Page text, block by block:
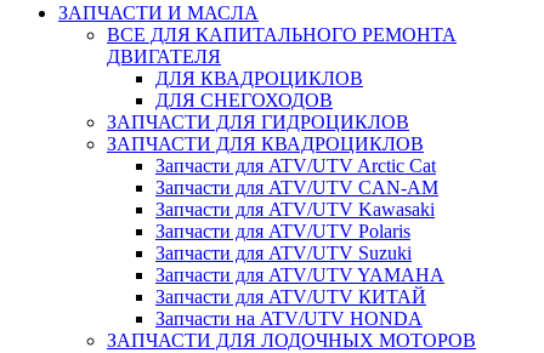
ЗАПЧАСТИ И МАСЛА
ВСЕ ДЛЯ КАПИТАЛЬНОГО РЕМОНТА
ДВИГАТЕЛЯ
ДЛЯ КВАДРОЦИКЛОВ
ДЛЯ СНЕГОХОДОВ
ЗАПЧАСТИ ДЛЯ ГИДРОЦИКЛОВ
ЗАПЧАСТИ ДЛЯ КВАДРОЦИКЛОВ
Запчасти для ATV/UTV Arctic Cat
Запчасти для ATV/UTV CAN-AM
Запчасти для ATV/UTV Kawasaki
Запчасти для ATV/UTV Polaris
Запчасти для ATV/UTV Suzuki
Запчасти для ATV/UTV YAMAHA
Запчасти для ATV/UTV КИТАЙ
Запчасти на ATV/UTV HONDA
ЗАПЧАСТИ ДЛЯ ЛОДОЧНЫХ МОТОРОВ